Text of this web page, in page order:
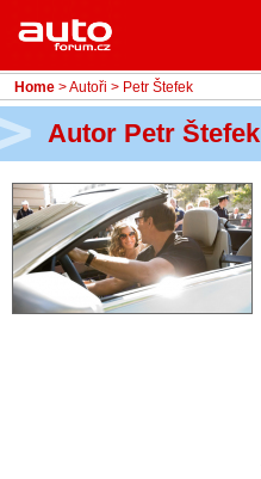
Home
Rubriky
- Testy aut
- Bleskovky
- Představení
- Fascinace a historie
Home >Autoři > Petr Štefek
Autor Petr Štefek